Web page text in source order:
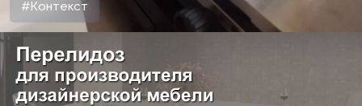
#Контекст